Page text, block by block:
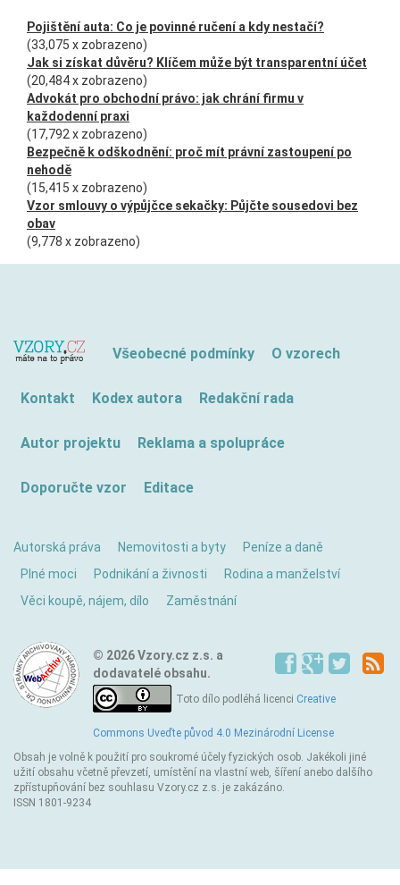
Pojištění auta: Co je povinné ručení a kdy nestačí?
(33,075 x zobrazeno)
Jak si získat důvěru? Klíčem může být transparentní účet
(20,484 x zobrazeno)
Advokát pro obchodní právo: jak chrání firmu v
každodenní praxi
(17,792 x zobrazeno)
Bezpečně k odškodnění: proč mít právní zastoupení po
nehodě
(15,415 x zobrazeno)
Vzor smlouvy o výpůjčce sekačky: Půjčte sousedovi bez
obav
(9,778 x zobrazeno)
Všeobecné podmínky O vzorech
Kontakt Kodex autora Redakční rada
Autor projektu Reklama a spolupráce
Doporučte vzor Editace
Autorská práva Nemovitosti a byty
Peníze a daně
Plné moci
Podnikání a živnosti
Rodina a manželství
Věci koupě, nájem, dílo
Zaměstnání
© 2026 Vzory.cz z.s. a
dodavatelé obsahu.
Toto dílo podléhá licenci Creative
Commons Uveďte původ 4.0 Mezinárodní License
Obsah je volně k použití pro soukromé účely fyzických osob. Jakékoli jiné
užití obsahu včetně převzetí, umístění na vlastní web, šíření anebo dalšího
zpřístupňování bez souhlasu Vzory.cz z.s. je zakázáno.
ISSN 1801-9234